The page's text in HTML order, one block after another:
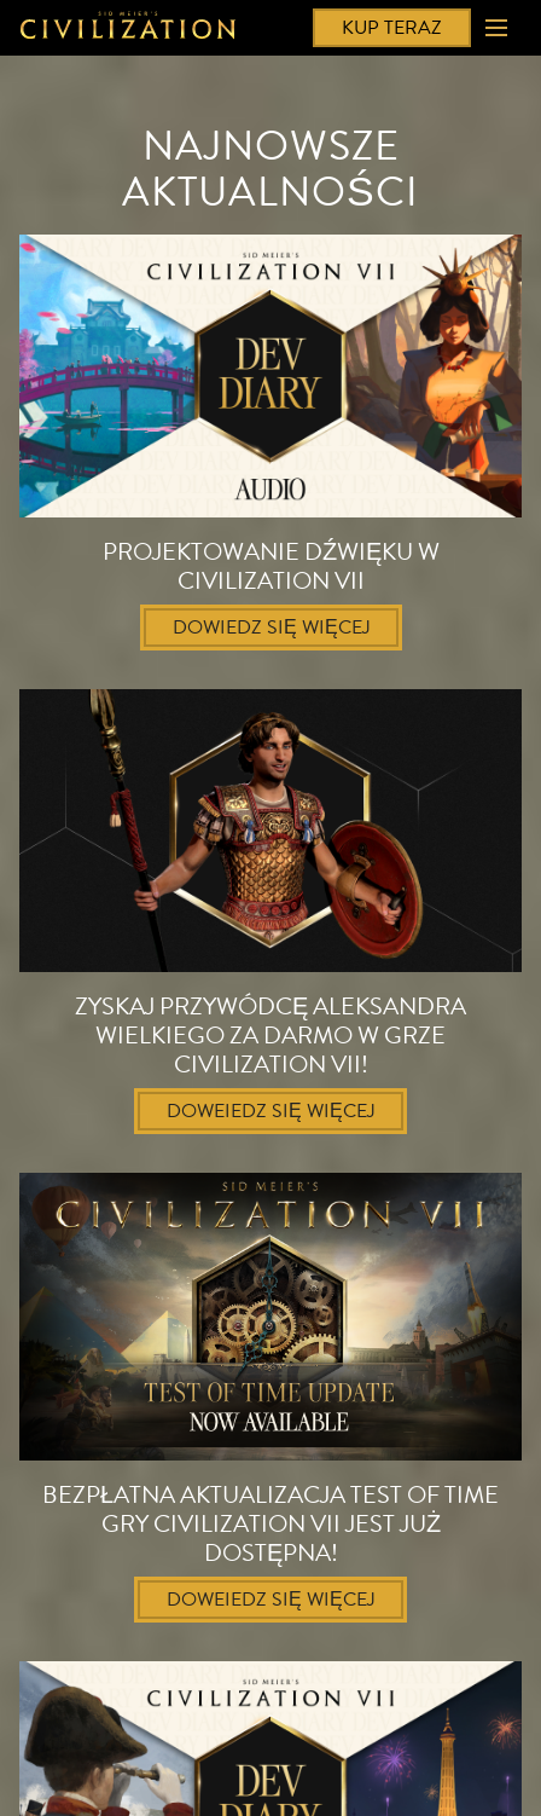
KUP TERAZ
NAJNOWSZE
AKTUALNOŚCI
PROJEKTOWANIE DŹWIĘKU W
CIVILIZATION VII
DOWIEDZ SIĘ WIĘCEJ
ZYSKAJ PRZYWÓDCĘ ALEKSANDRA
WIELKIEGO ZA DARMO W GRZE
CIVILIZATION VII!
DOWEIEDZ SIĘ WIĘCEJ
BEZPŁATNA AKTUALIZACJA TEST OF TIME
GRY CIVILIZATION VII JEST JUŻ
DOSTĘPNA!
DOWEIEDZ SIĘ WIĘCEJ